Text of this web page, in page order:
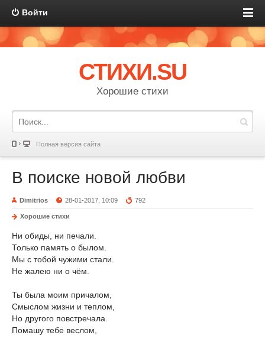
Войти
СТИХИ.SU
Хорошие стихи
Полная версия сайта
В поиске новой любви
Dimitrios 28-01-2017, 10:09 792
Хорошие стихи
Ни обиды, ни печали.
Только память о былом.
Мы с тобой чужими стали.
Не жалею ни о чём.
Ты была моим причалом,
Смыслом жизни и теплом,
Но другого повстречала.
Помашу тебе веслом,